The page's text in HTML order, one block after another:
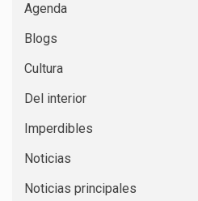
Agenda
Blogs
Cultura
Del interior
Imperdibles
Noticias
Noticias principales